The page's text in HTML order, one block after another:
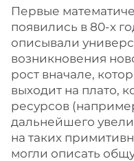
Первые
появились в 80-х
описывали
возникновения
рост вначале,
выходит на плато,
ресурсов
дальнейшего
на таких
могли описать